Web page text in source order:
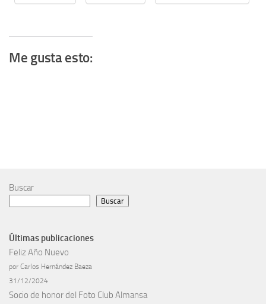
Me gusta esto:
Buscar
Buscar
Últimas publicaciones
Feliz Año Nuevo
por Carlos Hernández Baeza
31/12/2024
Socio de honor del Foto Club Almansa